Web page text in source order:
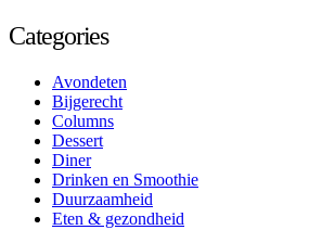
Categories
Avondeten
Bijgerecht
Columns
Dessert
Diner
Drinken en Smoothie
Duurzaamheid
Eten & gezondheid